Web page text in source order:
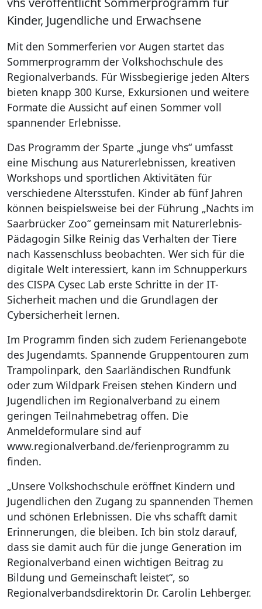
Kinder, Jugendliche und Erwachsene
Mit den Sommerferien vor Augen startet das
Sommerprogramm der Volkshochschule des
Regionalverbands. Für Wissbegierige jeden Alters
bieten knapp 300 Kurse, Exkursionen und weitere
Formate die Aussicht auf einen Sommer voll
spannender Erlebnisse.
Das Programm der Sparte „junge vhs“ umfasst
eine Mischung aus Naturerlebnissen, kreativen
Workshops und sportlichen Aktivitäten für
verschiedene Altersstufen. Kinder ab fünf Jahren
können beispielsweise bei der Führung „Nachts im
Saarbrücker Zoo“ gemeinsam mit Naturerlebnis-
Pädagogin Silke Reinig das Verhalten der Tiere
nach Kassenschluss beobachten. Wer sich für die
digitale Welt interessiert, kann im Schnupperkurs
des CISPA Cysec Lab erste Schritte in der IT-
Sicherheit machen und die Grundlagen der
Cybersicherheit lernen.
Im Programm finden sich zudem Ferienangebote
des Jugendamts. Spannende Gruppentouren zum
Trampolinpark, den Saarländischen Rundfunk
oder zum Wildpark Freisen stehen Kindern und
Jugendlichen im Regionalverband zu einem
geringen Teilnahmebetrag offen. Die
Anmeldeformulare sind auf
www.regionalverband.de/ferienprogramm zu
finden.
„Unsere Volkshochschule eröffnet Kindern und
Jugendlichen den Zugang zu spannenden Themen
und schönen Erlebnissen. Die vhs schafft damit
Erinnerungen, die bleiben. Ich bin stolz darauf,
dass sie damit auch für die junge Generation im
Regionalverband einen wichtigen Beitrag zu
Bildung und Gemeinschaft leistet“, so
Regionalverbandsdirektorin Dr. Carolin Lehberger.